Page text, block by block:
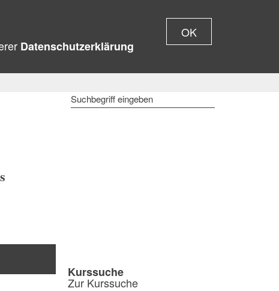
Datenschutzerklärung
OK
SUCHBEGRIFF
Kurssuche
Zur Kurssuche